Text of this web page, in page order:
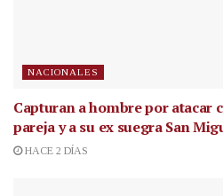
NACIONALES
Capturan a hombre por atacar
pareja y a su ex suegra San
HACE 2 DÍAS